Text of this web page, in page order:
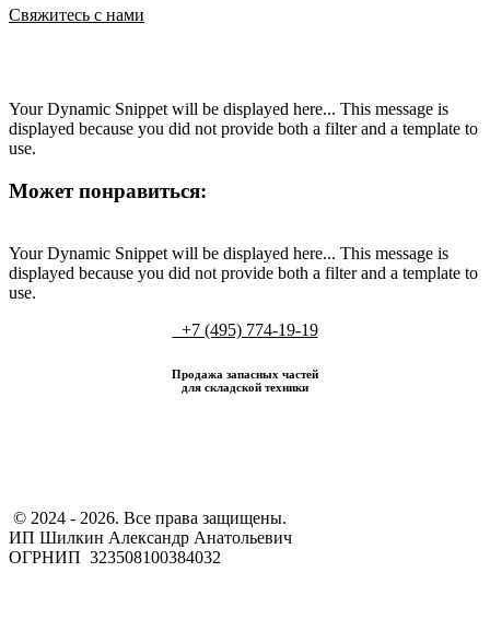
Свяжитесь с нами
Your Dynamic Snippet will be displayed here... This message is
displayed because you did not provide both a filter and a template to
use.
Может понравиться:
Your Dynamic Snippet will be displayed here... This message is
displayed because you did not provide both a filter and a template to
use.
+7 (495) 774-19-19
Продажа запасных частей
для складской техники
​ © 2024 - 2026. Все права защищены.
ИП Шилкин Александр Анатольевич
ОГРНИП 323508100384032